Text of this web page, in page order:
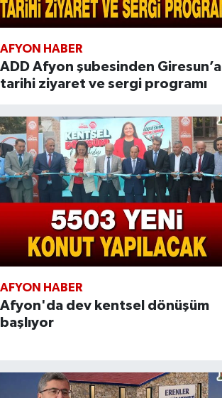
AFYON HABER
ADD Afyon şubesinden Giresun’a
tarihi ziyaret ve sergi programı
AFYON HABER
Afyon'da dev kentsel dönüşüm
başlıyor